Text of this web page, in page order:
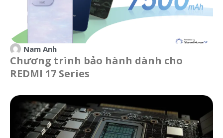
Nam Anh
Chương trình bảo hành dành cho
REDMI 17 Series